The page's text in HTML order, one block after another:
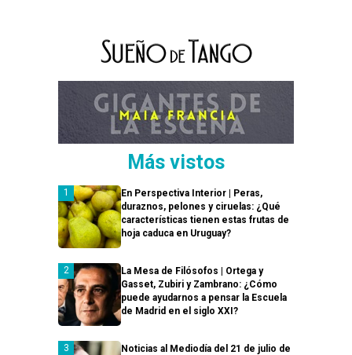
Más vistos
En Perspectiva Interior | Peras,
duraznos, pelones y ciruelas: ¿Qué
características tienen estas frutas de
hoja caduca en Uruguay?
La Mesa de Filósofos | Ortega y
Gasset, Zubiri y Zambrano: ¿Cómo
puede ayudarnos a pensar la Escuela
de Madrid en el siglo XXI?
Noticias al Mediodía del 21 de julio de